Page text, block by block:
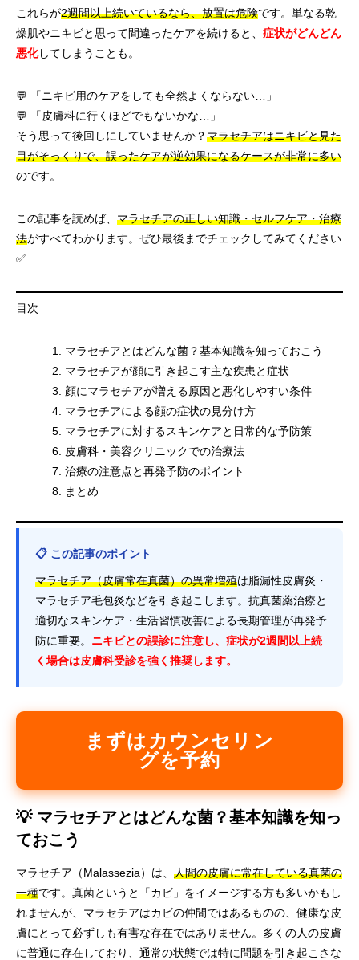
これらが2週間以上続いているなら、放置は危険です。単なる乾
燥肌やニキビと思って間違ったケアを続けると、 症状がどんどん
悪化してしまうことも。
💬 「ニキビ用のケアをしても全然よくならない…」
💬 「皮膚科に行くほどでもないかな…」
そう思って後回しにしていませんか？マラセチアはニキビと見た
目がそっくりで、誤ったケアが逆効果になるケースが非常に多い
のです。
この記事を読めば、 マラセチアの正しい知識・セルフケア・治療
法がすべてわかります。ぜひ最後までチェックしてみてください
✅
目次
マラセチアとはどんな菌？基本知識を知っておこう
マラセチアが顔に引き起こす主な疾患と症状
顔にマラセチアが増える原因と悪化しやすい条件
マラセチアによる顔の症状の見分け方
マラセチアに対するスキンケアと日常的な予防策
皮膚科・美容クリニックでの治療法
治療の注意点と再発予防のポイント
まとめ
📋 この記事のポイント
マラセチア（皮膚常在真菌）の異常増殖は脂漏性皮膚炎・
マラセチア毛包炎などを引き起こします。抗真菌薬治療と
適切なスキンケア・生活習慣改善による長期管理が再発予
防に重要。 ニキビとの誤診に注意し、症状が2週間以上続
く場合は皮膚科受診を強く推奨します。
まずはカウンセリン
グを予約
💡 マラセチアとはどんな菌？基本知識を知っ
ておこう
マラセチア（Malassezia）は、 人間の皮膚に常在している真菌の
一種です。真菌というと「カビ」をイメージする方も多いかもし
れませんが、マラセチアはカビの仲間ではあるものの、健康な皮
膚にとって必ずしも有害な存在ではありません。多くの人の皮膚
に普通に存在しており、通常の状態では特に問題を引き起こさな